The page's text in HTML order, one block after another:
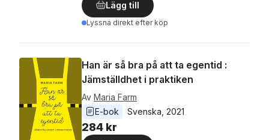
Lägg till
Lyssna direkt efter köp
Han är så bra på att ta egentid :
Jämställdhet i praktiken
Av Maria Farm
E-bok
Svenska 2021
284 kr